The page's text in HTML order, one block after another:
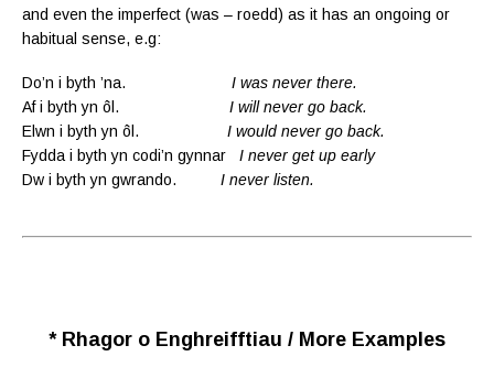
and even the imperfect (was – roedd) as it has an ongoing or
habitual sense, e.g:
Do’n i byth ’na. I was never there.
Af i byth yn ôl. I will never go back.
Elwn i byth yn ôl. I would never go back.
Fydda i byth yn codi’n gynnar I never get up early
Dw i byth yn gwrando.
I never listen.
* Rhagor o Enghreifftiau / More Examples